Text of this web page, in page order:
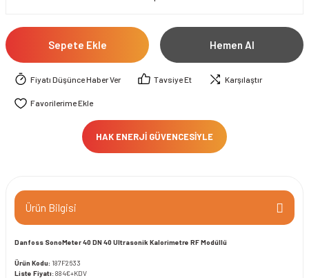
Sepete Ekle Hemen Al
Fiyatı Düşünce Haber Ver Tavsiye Et Karşılaştır
HAK ENERJİ GÜVENCESİYLE
Ürün Bilgisi
Danfoss SonoMeter 40 DN 40 Ultrasonik Kalorimetre RF Modüllü
Ürün Kodu: 187F2633
Liste Fiyatı: 884€+KDV